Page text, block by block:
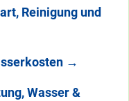
Reinigung und
→
Wasser &